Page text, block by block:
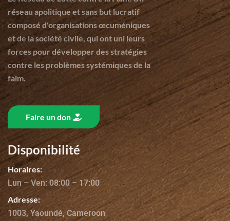
réseau apolitique et sans but lucratif
composé d'organisations œcuméniques
et de la société civile, qui ont uni leurs
forces pour développer des stratégies
contre les problèmes systémiques de la
faim.
Faire un don
Disponibilité
Horaires:
Lun – Ven: 08:00 – 17:00
Adresse:
1003, Yaoundé, Cameroon